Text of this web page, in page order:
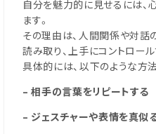
自分を魅力的に見せるには、
ます。
その理由は、人間関係や対話
読み取り、上手にコントロー
具体的には、以下のような方
– 相手の言葉をリピートする
– ジェスチャーや表情を真似